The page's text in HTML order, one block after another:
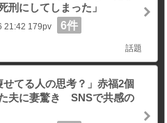
刑にしてしまった」
21:42 179pv 6件
話題
せてる人の思考？」赤福2個
夫に妻驚き SNSで共感の